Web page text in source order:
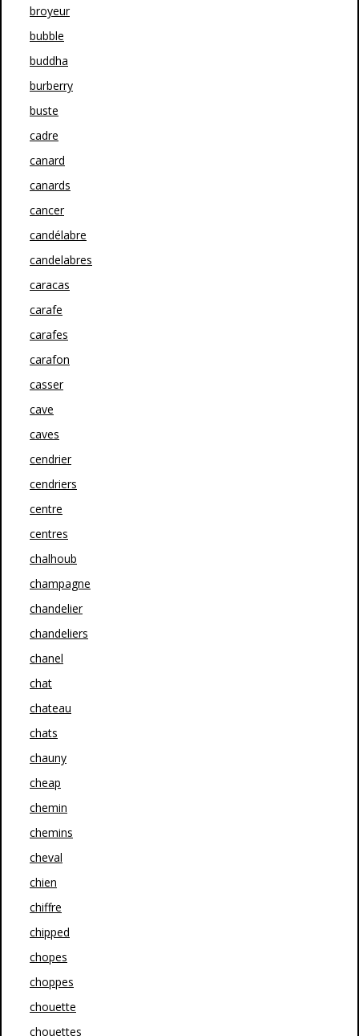
broyeur
bubble
buddha
burberry
buste
cadre
canard
canards
cancer
candélabre
candelabres
caracas
carafe
carafes
carafon
casser
cave
caves
cendrier
cendriers
centre
centres
chalhoub
champagne
chandelier
chandeliers
chanel
chat
chateau
chats
chauny
cheap
chemin
chemins
cheval
chien
chiffre
chipped
chopes
choppes
chouette
chouettes